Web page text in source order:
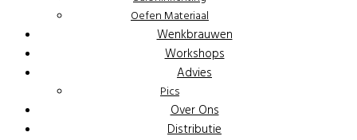
Oefen Materiaal
Wenkbrauwen
Workshops
Advies
Pics
Over Ons
Distributie